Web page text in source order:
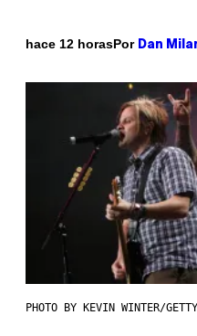
hace 12 horasPor Dan
PHOTO BY KEVIN WINTER/